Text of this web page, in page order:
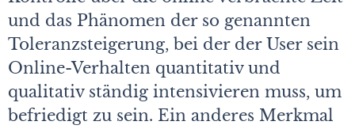
und das Phänomen der so genannten
Toleranzsteigerung, bei der der User sein
Online-Verhalten quantitativ und
qualitativ ständig intensivieren muss, um
befriedigt zu sein. Ein anderes Merkmal